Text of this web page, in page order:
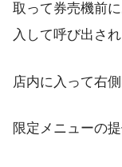
取って券売機前
入して呼び出され
店内に入って右
限定メニューの提